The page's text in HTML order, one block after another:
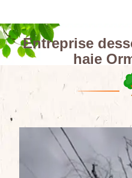
Entreprise
haie